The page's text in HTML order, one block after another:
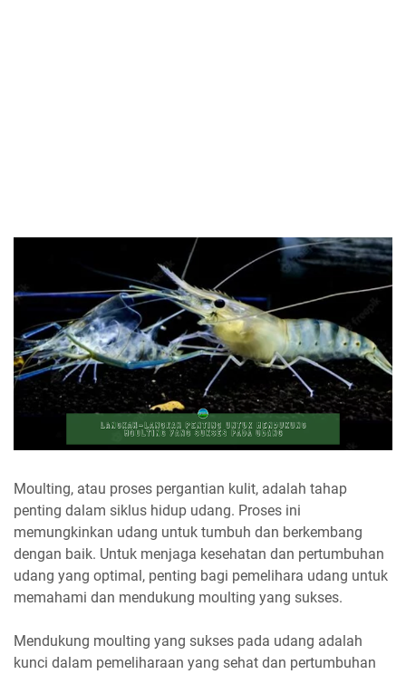
Moulting, atau proses pergantian kulit, adalah tahap
penting dalam siklus hidup udang. Proses ini
memungkinkan udang untuk tumbuh dan berkembang
dengan baik. Untuk menjaga kesehatan dan pertumbuhan
udang yang optimal, penting bagi pemelihara udang untuk
memahami dan mendukung moulting yang sukses.
Mendukung moulting yang sukses pada udang adalah
kunci dalam pemeliharaan yang sehat dan pertumbuhan